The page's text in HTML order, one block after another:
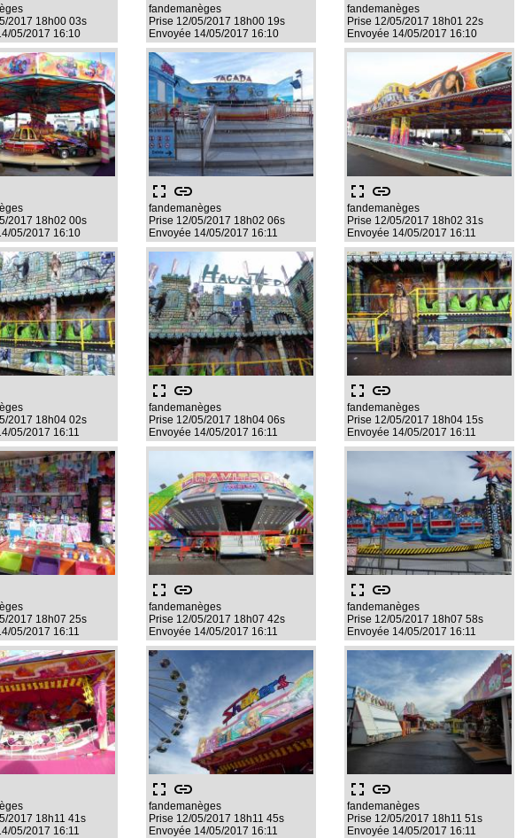
2017 18h00 03s
05/2017 16:10
fandemanèges
Prise 12/05/2017 18h00 19s
Envoyée 14/05/2017 16:10
fandemanèges
Prise 12/05/2017 18h01 22s
Envoyée 14/05/2017 16:10
2017 18h02 00s
05/2017 16:10
fullscreen link
fandemanèges
Prise 12/05/2017 18h02 06s
Envoyée 14/05/2017 16:11
fullscreen link
fandemanèges
Prise 12/05/2017 18h02 31s
Envoyée 14/05/2017 16:11
2017 18h04 02s
05/2017 16:11
fullscreen link
fandemanèges
Prise 12/05/2017 18h04 06s
Envoyée 14/05/2017 16:11
fullscreen link
fandemanèges
Prise 12/05/2017 18h04 15s
Envoyée 14/05/2017 16:11
2017 18h07 25s
05/2017 16:11
fullscreen link
fandemanèges
Prise 12/05/2017 18h07 42s
Envoyée 14/05/2017 16:11
fullscreen link
fandemanèges
Prise 12/05/2017 18h07 58s
Envoyée 14/05/2017 16:11
2017 18h11 41s
05/2017 16:11
fullscreen link
fandemanèges
Prise 12/05/2017 18h11 45s
Envoyée 14/05/2017 16:11
fullscreen link
fandemanèges
Prise 12/05/2017 18h11 51s
Envoyée 14/05/2017 16:11